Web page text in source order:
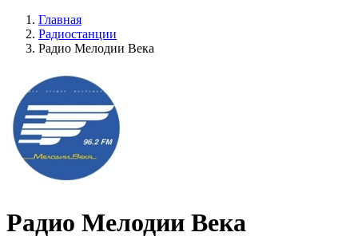
Главная
Радиостанции
Радио Мелодии Века
Радио Мелодии Века